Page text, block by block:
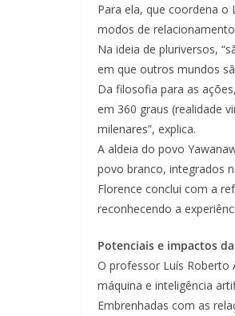
Para ela, que coordena
modos de
Na ideia de pluriversos,
em que outros mundos
Da filosofia para as
em 360 graus (realidade
milenares”, explica.
A aldeia do povo
povo branco, integrados
Florence conclui com a
reconhecendo a
Potenciais e impactos
O professor Luís Roberto
máquina e inteligência
Embrenhadas com as